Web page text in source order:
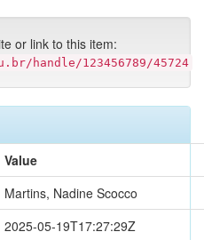
or link to this item:
handle/123456789/45724
Value
Martins, Nadine Scocco
2025-05-19T17:27:29Z